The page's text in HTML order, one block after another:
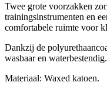
Twee grote voorzakken
trainingsinstrumenten en
comfortabele ruimte voor
Dankzij de
wasbaar en waterbestendig.
Materiaal: Waxed katoen.